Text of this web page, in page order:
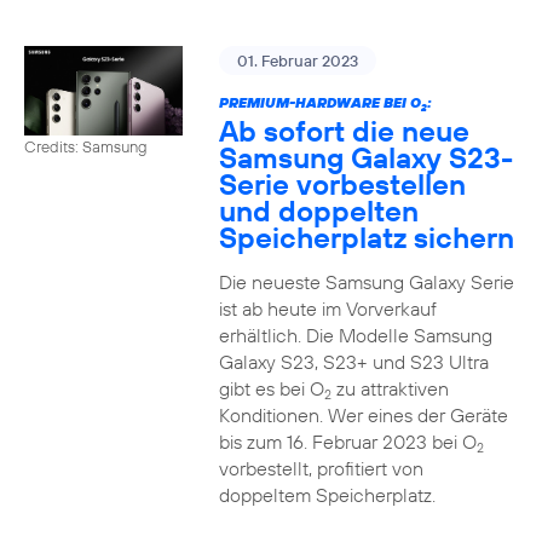
Credits: Samsung
01. Februar 2023
PREMIUM-HARDWARE BEI O2:
Ab sofort die neue
Samsung Galaxy S23-
Serie vorbestellen
und doppelten
Speicherplatz sichern
Die neueste Samsung Galaxy Serie
ist ab heute im Vorverkauf
erhältlich. Die Modelle Samsung
Galaxy S23, S23+ und S23 Ultra
gibt es bei O2zu attraktiven
Konditionen. Wer eines der Geräte
bis zum 16. Februar 2023 bei O2
vorbestellt, profitiert von
doppeltem Speicherplatz.